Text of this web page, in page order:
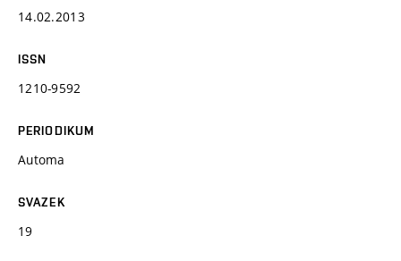
14.02.2013
ISSN
1210-9592
PERIODIKUM
Automa
SVAZEK
19